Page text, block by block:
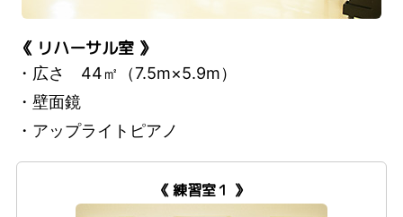
《 リハーサル室 》
・広さ 44㎡（7.5m×5.9m）
・壁面鏡
・アップライトピアノ
《 練習室１ 》